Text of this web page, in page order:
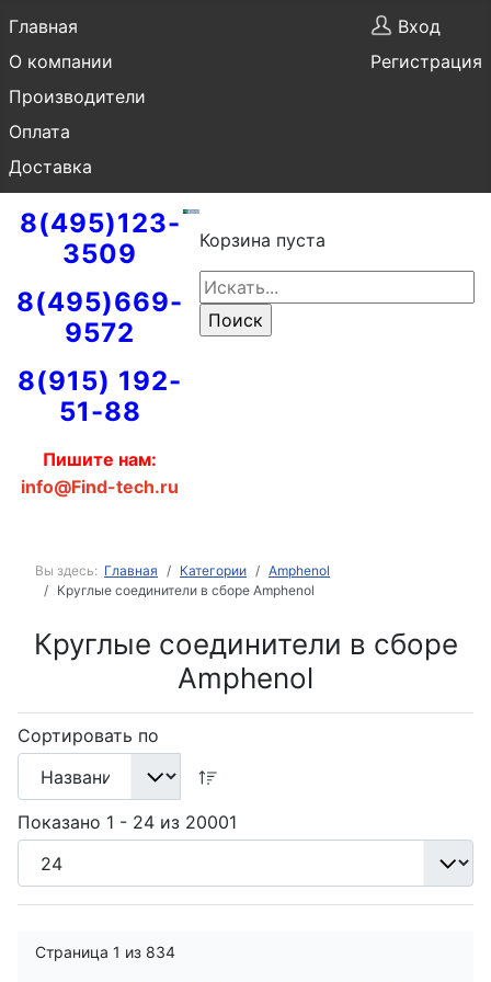
Главная
О компании
Производители
Оплата
Доставка
Вход
Регистрация
8(495)123-
3509
8(495)669-
9572
8(915) 192-
51-88
Пишите нам:
info@Find-tech.ru
Корзина пуста
Вы здесь: Главная Категории
Amphenol
Круглые соединители в сборе Amphenol
Круглые соединители в сборе
Amphenol
Сортировать по
Показано 1 - 24 из 20001
Страница 1 из 834